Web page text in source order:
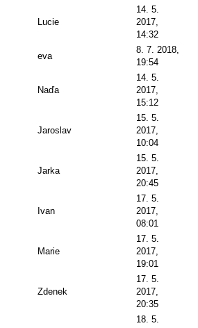
Lucie
14. 5.
2017,
14:32
eva
8. 7. 2018,
19:54
Naďa
14. 5.
2017,
15:12
Jaroslav
15. 5.
2017,
10:04
Jarka
15. 5.
2017,
20:45
Ivan
17. 5.
2017,
08:01
Marie
17. 5.
2017,
19:01
Zdenek
17. 5.
2017,
20:35
18. 5.